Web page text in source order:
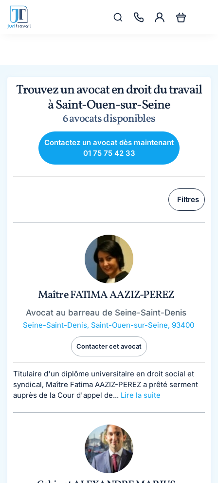
Trouvez un avocat en droit du travail
à Saint-Ouen-sur-Seine
6 avocats disponibles
Contactez un avocat dès maintenant
01 75 75 42 33
Filtres
Maître FATIMA AAZIZ-PEREZ
Avocat au barreau de Seine-Saint-Denis
Seine-Saint-Denis, Saint-Ouen-sur-Seine, 93400
Contacter cet avocat
Titulaire d'un diplôme universitaire en droit social et
syndical, Maître Fatima AAZIZ-PEREZ a prêté serment
auprès de la Cour d'appel de... Lire la suite